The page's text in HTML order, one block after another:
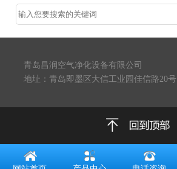
青岛昌润空气净化设备有限公司
地址：青岛即墨区大信工业园佳信路20号